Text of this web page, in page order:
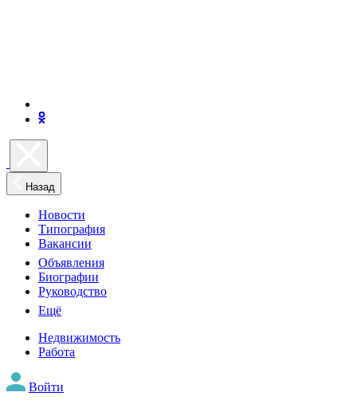
Назад
Новости
Типография
Вакансии
Объявления
Биографии
Руководство
Ещё
Недвижимость
Работа
Войти